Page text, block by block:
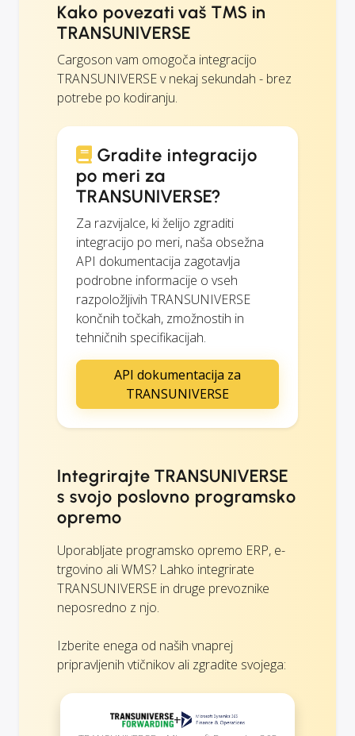
Kako povezati vaš TMS in
TRANSUNIVERSE
Cargoson vam omogoča integracijo
TRANSUNIVERSE v nekaj sekundah - brez
potrebe po kodiranju.
Gradite integracijo
po meri za
TRANSUNIVERSE?
Za razvijalce, ki želijo zgraditi
integracijo po meri, naša obsežna
API dokumentacija zagotavlja
podrobne informacije o vseh
razpoložljivih TRANSUNIVERSE
končnih točkah, zmožnostih in
tehničnih specifikacijah.
API dokumentacija za
TRANSUNIVERSE
Integrirajte TRANSUNIVERSE
s svojo poslovno programsko
opremo
Uporabljate programsko opremo ERP, e-
trgovino ali WMS? Lahko integrirate
TRANSUNIVERSE in druge prevoznike
neposredno z njo.
Izberite enega od naših vnaprej
pripravljenih vtičnikov ali zgradite svojega:
+